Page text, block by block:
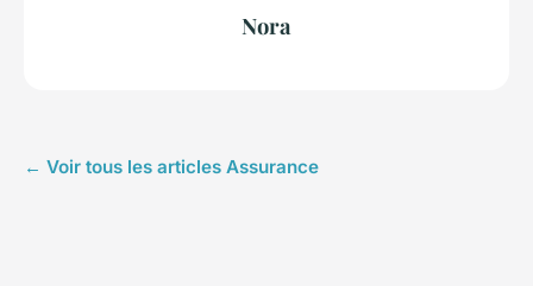
Nora
← Voir tous les articles Assurance